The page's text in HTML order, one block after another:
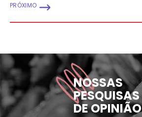
PRÓXIMO
NOSSAS
PESQUISAS
DE OPINIÃO